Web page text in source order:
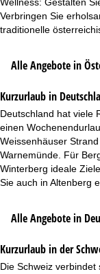
Wellness: Gestalten
Verbringen Sie
traditionelle
Alle Angebote in
Kurzurlaub in
Deutschland hat viele
einen
Weissenhäuser
Warnemünde. Für
Winterberg ideale
Sie auch in Altenberg
Alle Angebote in
Kurzurlaub in der
Die Schweiz